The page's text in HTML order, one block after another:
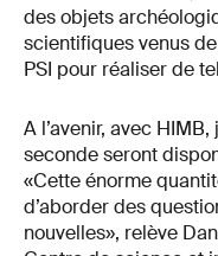
des objets
scientifiques venus
PSI pour réaliser de
A l’avenir, avec
seconde seront
«Cette énorme
d’aborder des
nouvelles», relève